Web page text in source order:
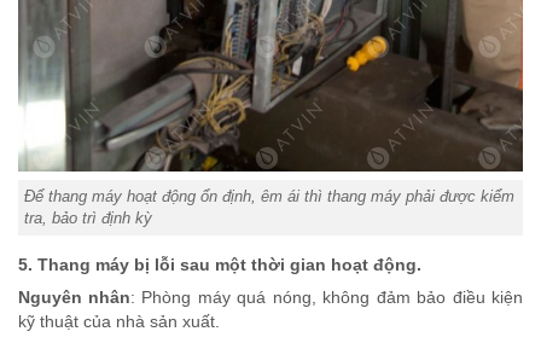
Để thang máy hoạt động ổn định, êm ái thì thang máy phải được kiểm
tra, bảo trì định kỳ
5. Thang máy bị lỗi sau một thời gian hoạt động.
Nguyên nhân: Phòng máy quá nóng, không đảm bảo điều kiện
kỹ thuật của nhà sản xuất.